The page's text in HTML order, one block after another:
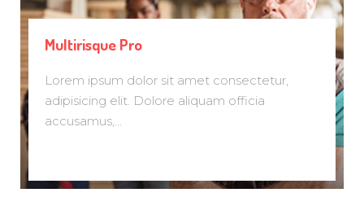
Multirisque Pro
Lorem ipsum dolor sit amet consectetur,
adipisicing elit. Dolore aliquam officia
accusamus,...